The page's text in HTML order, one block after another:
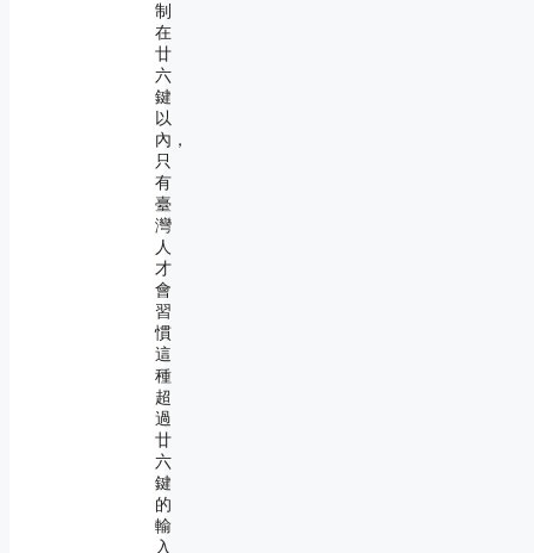
制
在
廿
六
鍵
以
內，
只
有
臺
灣
人
才
會
習
慣
這
種
超
過
廿
六
鍵
的
輸
入